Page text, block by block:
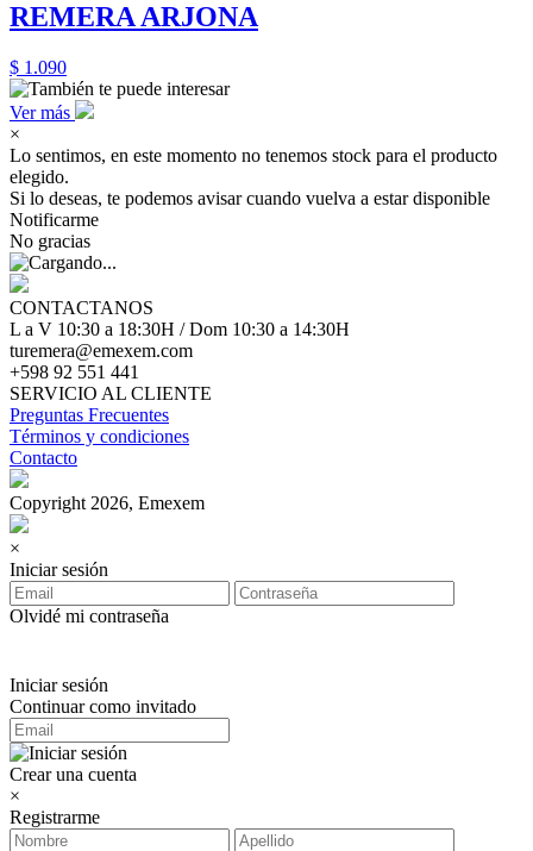
REMERA ARJONA
$ 1.090
Ver más
×
Lo sentimos, en este momento no tenemos stock para el producto
elegido.
Si lo deseas, te podemos avisar cuando vuelva a estar disponible
Notificarme
No gracias
CONTACTANOS
L a V 10:30 a 18:30H / Dom 10:30 a 14:30H
turemera@emexem.com
+598 92 551 441
SERVICIO AL CLIENTE
Preguntas Frecuentes
Términos y condiciones
Contacto
Copyright 2026, Emexem
×
Iniciar sesión
Olvidé mi contraseña
Iniciar sesión
Continuar como invitado
Crear una cuenta
×
Registrarme